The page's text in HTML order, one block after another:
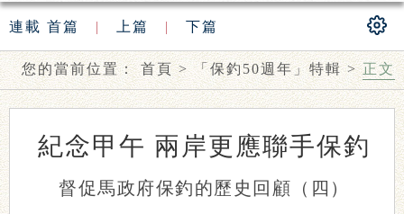
連載 首篇 | 上篇 | 下篇
您的當前位置：首頁>「保釣50週年」特輯>正文
紀念甲午 兩岸更應聯手保釣
督促馬政府保釣的歷史回顧（四）